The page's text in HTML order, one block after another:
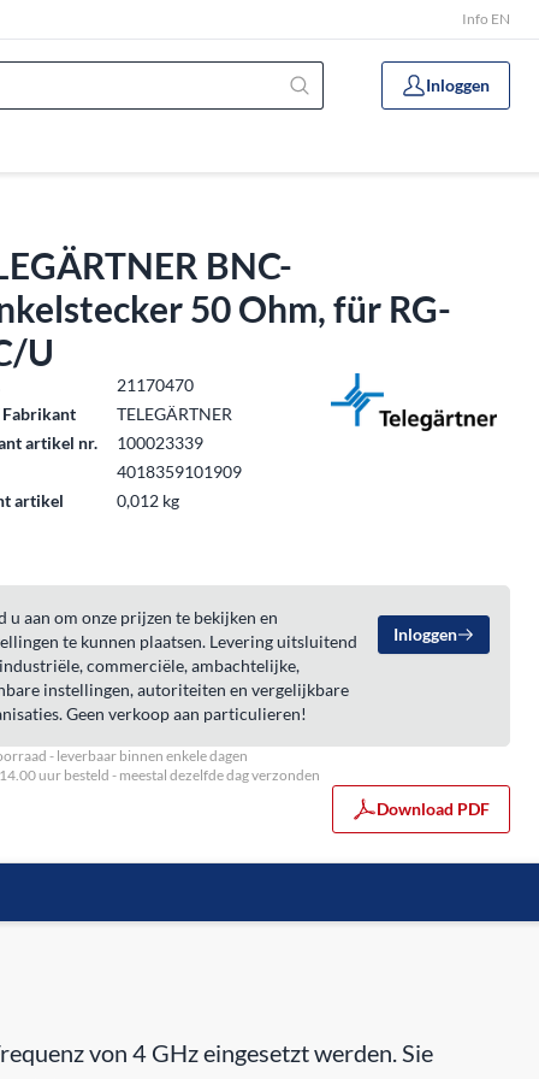
Info EN
Inloggen
BNC-
50 Ohm, für RG-
U
21170470
TELEGÄRTNER
artikel nr.
100023339
4018359101909
artikel
0,012 kg
u aan om onze prijzen te bekijken en
te kunnen plaatsen. Levering uitsluitend
commerciële, ambachtelijke,
instellingen, autoriteiten en vergelijkbare
Geen verkoop aan particulieren!
Inloggen
- leverbaar binnen enkele dagen
uur besteld - meestal dezelfde dag verzonden
Download PDF
von 4 GHz eingesetzt werden. Sie